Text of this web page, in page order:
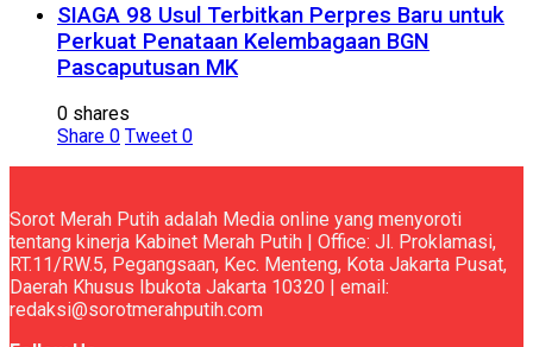
SIAGA 98 Usul Terbitkan Perpres Baru untuk
Perkuat Penataan Kelembagaan BGN
Pascaputusan MK
0 shares
Share 0 Tweet 0
Sorot Merah Putih adalah Media online yang menyoroti
tentang kinerja Kabinet Merah Putih | Office: Jl. Proklamasi,
RT.11/RW.5, Pegangsaan, Kec. Menteng, Kota Jakarta Pusat,
Daerah Khusus Ibukota Jakarta 10320 | email:
redaksi@sorotmerahputih.com